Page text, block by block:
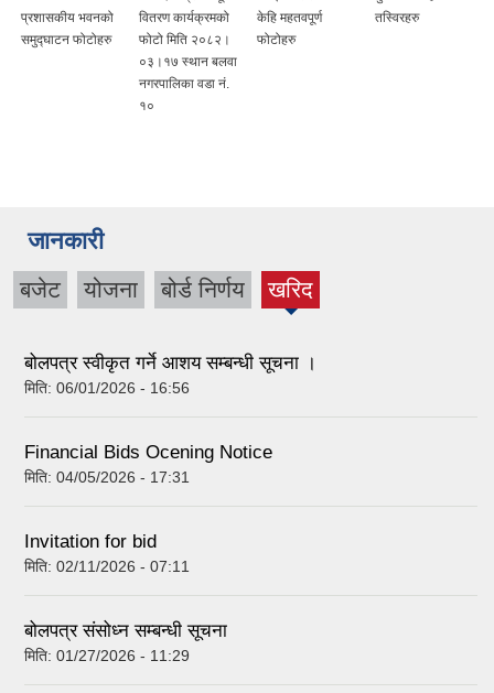
प्रशासकीय भवनको
समुद्घाटन फोटोहरु
वितरण कार्यक्रमको
फोटो मिति २०८२।
०३।१७ स्थान बलवा
नगरपालिका वडा नं.
१०
केहि महतवपूर्ण
फोटोहरु
तस्विरहरु
जानकारी
बजेट योजना बोर्ड निर्णय खरिद
(active
बोलपत्र स्वीकृत गर्ने आशय सम्बन्धी सूचना ।
मिति: 06/01/2026 - 16:56
Financial Bids Ocening Notice
मिति: 04/05/2026 - 17:31
Invitation for bid
मिति: 02/11/2026 - 07:11
बोलपत्र संसोध्न सम्बन्धी सूचना
मिति: 01/27/2026 - 11:29